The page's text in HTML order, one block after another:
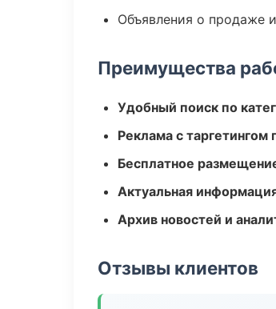
Объявления о продаже
Преимущества
Удобный поиск по
Реклама с таргетингом
Бесплатное
Актуальная
Архив новостей и
Отзывы клиентов